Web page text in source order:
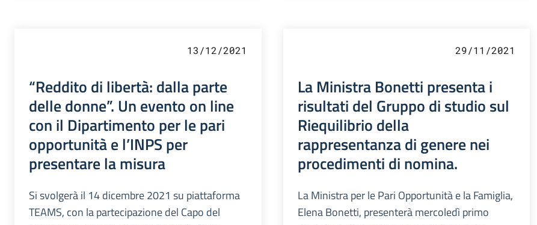
13/12/2021
“Reddito di libertà: dalla parte
delle donne”. Un evento on line
con il Dipartimento per le pari
opportunità e l’INPS per
presentare la misura
Si svolgerà il 14 dicembre 2021 su piattaforma
TEAMS, con la partecipazione del Capo del
29/11/2021
La Ministra Bonetti presenta i
risultati del Gruppo di studio sul
Riequilibrio della
rappresentanza di genere nei
procedimenti di nomina.
La Ministra per le Pari Opportunità e la Famiglia,
Elena Bonetti, presenterà mercoledì primo